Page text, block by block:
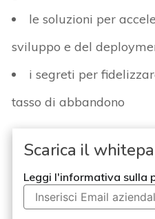
le soluzioni per
sviluppo e del
i segreti per
tasso di abbandono
Scarica il
Leggi l'informativa sulla